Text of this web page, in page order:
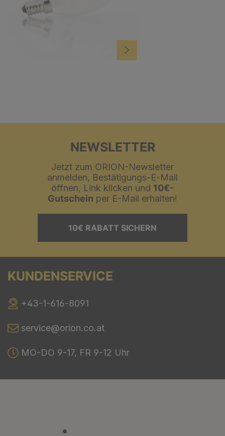
NEWSLETTER
Jetzt zum ORION-Newsletter
anmelden, Bestätigungs-E-Mail
öffnen, Link klicken und 10€-
Gutschein per E-Mail erhalten!
10€ RABATT SICHERN
KUNDENSERVICE
+43-1-616-8091
service@orion.co.at
MO-DO 9-17, FR 9-12 Uhr